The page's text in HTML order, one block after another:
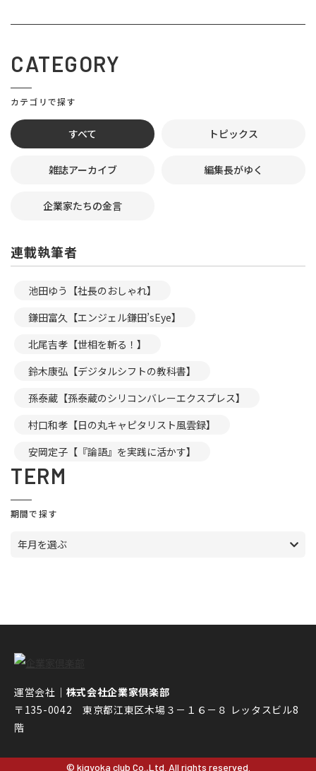
CATEGORY
カテゴリで探す
すべて トピックス
雑誌アーカイブ 編集長がゆく
企業家たちの金言
連載執筆者
池田ゆう【社長のおしゃれ】
鎌田富久【エンジェル鎌田’sEye】
北尾吉孝【世相を斬る！】
鈴木康弘【デジタルシフトの教科書】
孫泰蔵【孫泰蔵のシリコンバレーエクスプレス】
村口和孝【日の丸キャピタリスト風雲録】
安岡定子【『論語』を実践に活かす】
TERM
期間で探す
年月を選ぶ
運営会社｜ 株式会社企業家倶楽部
〒135-0042 東京都江東区木場３－１６－８ レッタスビル8
階
© kigyoka club Co.,Ltd. All rights reserved.